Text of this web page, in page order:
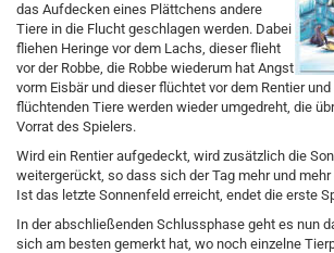
das Aufdecken eines Plättchens andere
Tiere in die Flucht geschlagen werden. Dabei
fliehen Heringe vor dem Lachs, dieser flieht
vor der Robbe, die Robbe wiederum hat Angst
vorm Eisbär und dieser flüchtet vor dem Rentier
flüchtenden Tiere werden wieder umgedreht, die
Vorrat des Spielers.
Wird ein Rentier aufgedeckt, wird zusätzlich die
weitergerückt, so dass sich der Tag mehr und
Ist das letzte Sonnenfeld erreicht, endet die erste
In der abschließenden Schlussphase geht es nun
sich am besten gemerkt hat, wo noch einzelne